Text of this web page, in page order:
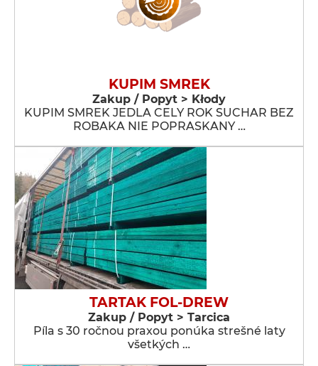
KUPIM SMREK
Zakup / Popyt > Kłody
KUPIM SMREK JEDLA CELY ROK SUCHAR BEZ
ROBAKA NIE POPRASKANY …
TARTAK FOL-DREW
Zakup / Popyt > Tarcica
Píla s 30 ročnou praxou ponúka strešné laty
všetkých …